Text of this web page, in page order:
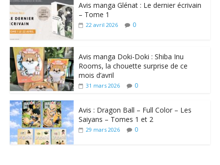
Avis manga Glénat : Le dernier écrivain
– Tome 1
22 avril 2026 0
Avis manga Doki-Doki : Shiba Inu
Rooms, la chouette surprise de ce
mois d’avril
31 mars 2026 0
Avis : Dragon Ball – Full Color – Les
Saiyans – Tomes 1 et 2
29 mars 2026 0